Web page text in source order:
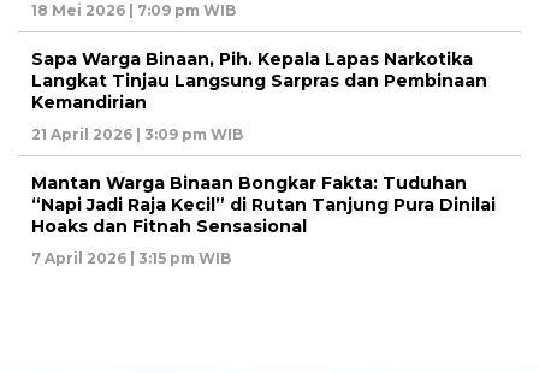
18 Mei 2026 | 7:09 pm WIB
Sapa Warga Binaan, Pih. Kepala Lapas Narkotika
Langkat Tinjau Langsung Sarpras dan Pembinaan
Kemandirian
21 April 2026 | 3:09 pm WIB
Mantan Warga Binaan Bongkar Fakta: Tuduhan
“Napi Jadi Raja Kecil” di Rutan Tanjung Pura Dinilai
Hoaks dan Fitnah Sensasional
7 April 2026 | 3:15 pm WIB